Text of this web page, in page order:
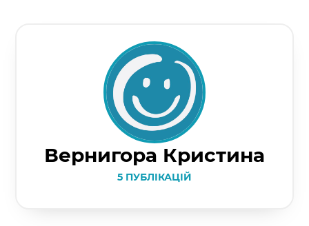
Вернигора Кристина
5 ПУБЛІКАЦІЙ